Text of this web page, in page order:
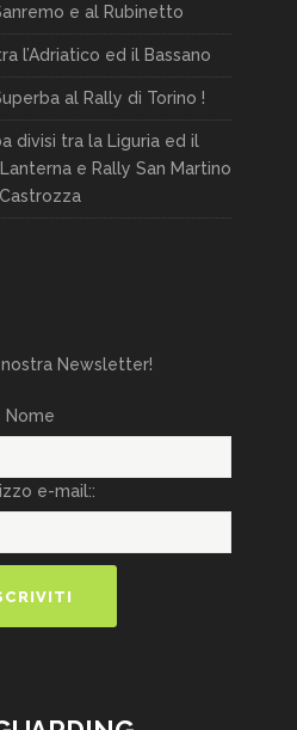
e al Rubinetto
l’Adriatico ed il Bassano
al Rally di Torino !
divisi tra la Liguria ed il
e Rally San Martino
nostra Newsletter!
Nome
e-mail::